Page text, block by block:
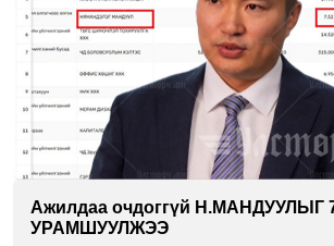
Ажилдаа очдоггүй Н.МАНДУУЛЫГ
УРАМШУУЛЖЭЭ